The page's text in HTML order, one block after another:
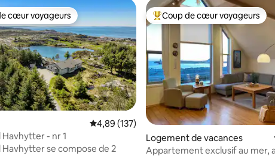
sur la base de 16 commentaires : 5 sur 5
cœur voyageurs
cœur voyageurs
Évaluation moyenne sur la base de 137
4,89 (137)
Havhytter - nr 1
Havhytter se compose de 2
Coups de cœur voyageurs les
Coup de cœur voyageurs
Logement de vacances
Appartement exclusif au mer,